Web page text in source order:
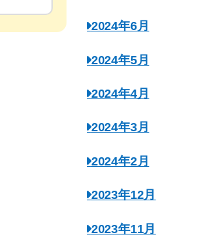
2024年6月
2024年5月
2024年4月
2024年3月
2024年2月
2023年12月
2023年11月